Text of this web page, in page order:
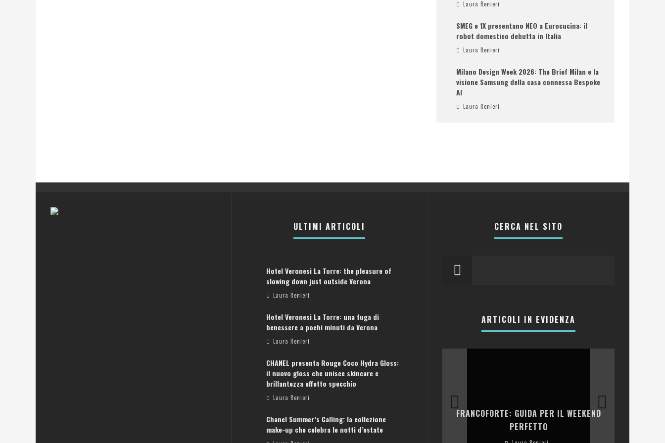
Laura Renieri
SMEG e 1X presentano NEO a Eurocucina: il
robot domestico debutta in Italia
Laura Renieri
Milano Design Week 2026: The Brief Milan e la
visione Samsung della casa connessa Bespoke
AI
Laura Renieri
ULTIMI ARTICOLI
Hotel Veronesi La Torre: the pleasure of
slowing down just outside Verona
Laura Renieri
Hotel Veronesi La Torre: una fuga di
benessere a pochi minuti da Verona
Laura Renieri
CHANEL presenta Rouge Coco Hydra Gloss:
il nuovo gloss che unisce skincare e
brillantezza effetto specchio
Laura Renieri
Chanel Summer’s Calling: la collezione
make-up che celebra le notti d’estate
CERCA NEL SITO
ARTICOLI IN EVIDENZA
ATENE: GUIDA PER IL WEEKEND PERFETTO
FRANCOFORTE: GUIDA PER IL WEEKEND
PERFETTO